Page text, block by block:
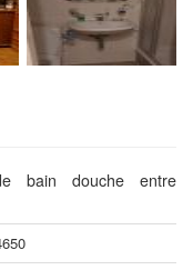
bain douche entre